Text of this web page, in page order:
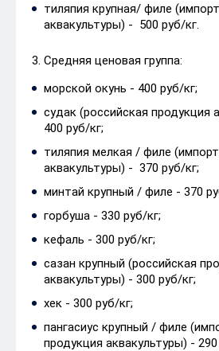
тиляпия крупная/ филе
аквакультуры) - 500 руб/кг.
3. Средняя ценовая группа:
морской окунь - 400 руб/кг;
судак (российская продукция
400 руб/кг;
тиляпия мелкая / филе
аквакультуры) - 370 руб/кг;
минтай крупный / филе - 370
горбуша - 330 руб/кг;
кефаль - 300 руб/кг;
сазан крупный (российская
аквакультуры) - 300 руб/кг;
хек - 300 руб/кг;
пангасиус крупный / филе
продукция аквакультуры) - 290